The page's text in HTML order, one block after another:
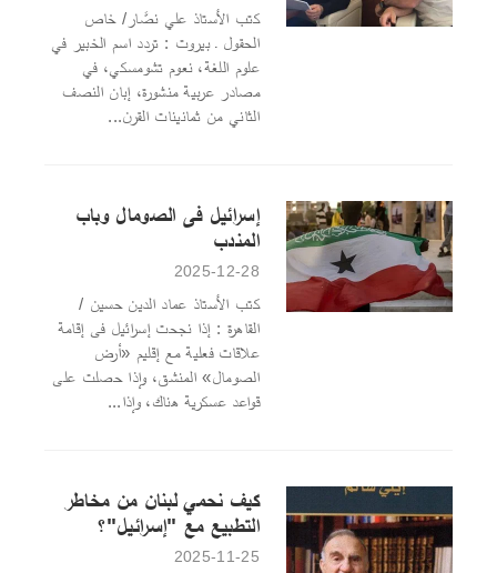
كتب الأستاذ علي نصَّار/ خاص
الحقول ـ بيروت : تردد اسم الخبير في
علوم اللغة، نعوم تشومسكي، في
مصادر عربية منشورة، إبان النصف
الثاني من ثمانينات القرن...
إسرائيل فى الصومال وباب
المندب
2025-12-28
كتب الأستاذ عماد الدين حسين /
القاهرة : إذا نجحت إسرائيل فى إقامة
علاقات فعلية مع إقليم «أرض
الصومال» المنشق، وإذا حصلت على
قواعد عسكرية هناك، وإذا...
كيف نحمي لبنان من مخاطر
التطبيع مع "إسرائيل"؟
2025-11-25